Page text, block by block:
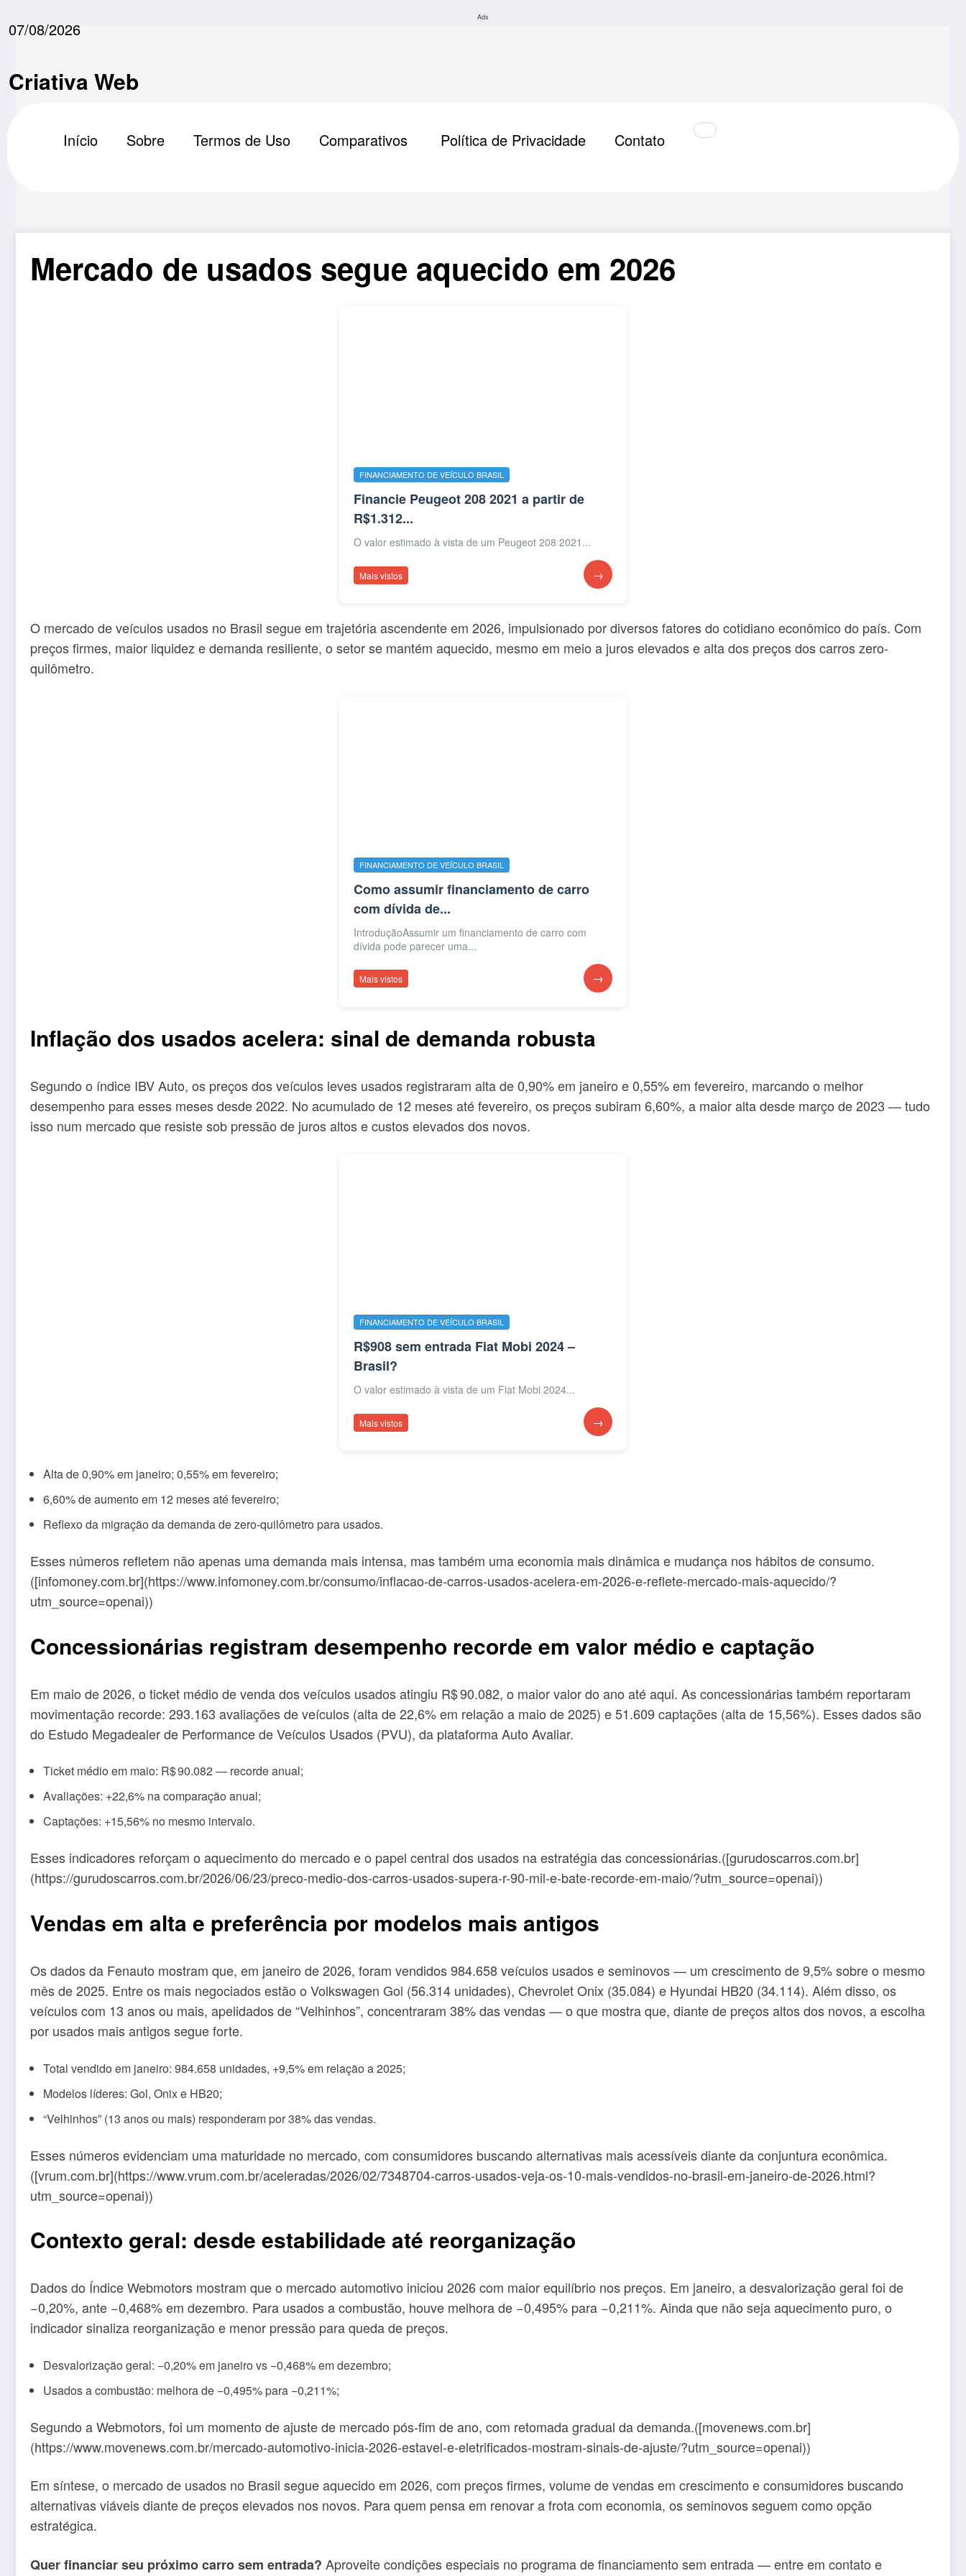
para07/08/2026
Criativa Web
Início Sobre Termos de Uso Comparativos Política de Privacidade Contato
Ads
Mercado de usados segue aquecido em 2026
FINANCIAMENTO DE VEÍCULO BRASIL
Financie Peugeot 208 2021 a partir de
R$1.312...
O valor estimado à vista de um Peugeot 208 2021...
Mais vistos →
O mercado de veículos usados no Brasil segue em trajetória ascendente em 2026, impulsionado por diversos fatores do cotidiano econômico do país. Com
preços firmes, maior liquidez e demanda resiliente, o setor se mantém aquecido, mesmo em meio a juros elevados e alta dos preços dos carros zero-
quilômetro.
FINANCIAMENTO DE VEÍCULO BRASIL
Como assumir financiamento de carro
com dívida de...
IntroduçãoAssumir um financiamento de carro com
dívida pode parecer uma...
Mais vistos →
Inflação dos usados acelera: sinal de demanda robusta
Segundo o índice IBV Auto, os preços dos veículos leves usados registraram alta de 0,90% em janeiro e 0,55% em fevereiro, marcando o melhor
desempenho para esses meses desde 2022. No acumulado de 12 meses até fevereiro, os preços subiram 6,60%, a maior alta desde março de 2023 — tudo
isso num mercado que resiste sob pressão de juros altos e custos elevados dos novos.
FINANCIAMENTO DE VEÍCULO BRASIL
R$908 sem entrada Fiat Mobi 2024 –
Brasil?
O valor estimado à vista de um Fiat Mobi 2024...
Mais vistos →
Alta de 0,90% em janeiro; 0,55% em fevereiro;
6,60% de aumento em 12 meses até fevereiro;
Reflexo da migração da demanda de zero-quilômetro para usados.
Esses números refletem não apenas uma demanda mais intensa, mas também uma economia mais dinâmica e mudança nos hábitos de consumo.
([infomoney.com.br](https://www.infomoney.com.br/consumo/inflacao-de-carros-usados-acelera-em-2026-e-reflete-mercado-mais-aquecido/?
utm_source=openai))
Concessionárias registram desempenho recorde em valor médio e captação
Em maio de 2026, o ticket médio de venda dos veículos usados atingiu R$ 90.082, o maior valor do ano até aqui. As concessionárias também reportaram
movimentação recorde: 293.163 avaliações de veículos (alta de 22,6% em relação a maio de 2025) e 51.609 captações (alta de 15,56%). Esses dados são
do Estudo Megadealer de Performance de Veículos Usados (PVU), da plataforma Auto Avaliar.
Ticket médio em maio: R$ 90.082 — recorde anual;
Avaliações: +22,6% na comparação anual;
Captações: +15,56% no mesmo intervalo.
Esses indicadores reforçam o aquecimento do mercado e o papel central dos usados na estratégia das concessionárias.([gurudoscarros.com.br]
(https://gurudoscarros.com.br/2026/06/23/preco-medio-dos-carros-usados-supera-r-90-mil-e-bate-recorde-em-maio/?utm_source=openai))
Vendas em alta e preferência por modelos mais antigos
Os dados da Fenauto mostram que, em janeiro de 2026, foram vendidos 984.658 veículos usados e seminovos — um crescimento de 9,5% sobre o mesmo
mês de 2025. Entre os mais negociados estão o Volkswagen Gol (56.314 unidades), Chevrolet Onix (35.084) e Hyundai HB20 (34.114). Além disso, os
veículos com 13 anos ou mais, apelidados de “Velhinhos”, concentraram 38% das vendas — o que mostra que, diante de preços altos dos novos, a escolha
por usados mais antigos segue forte.
Total vendido em janeiro: 984.658 unidades, +9,5% em relação a 2025;
Modelos líderes: Gol, Onix e HB20;
“Velhinhos” (13 anos ou mais) responderam por 38% das vendas.
Esses números evidenciam uma maturidade no mercado, com consumidores buscando alternativas mais acessíveis diante da conjuntura econômica.
([vrum.com.br](https://www.vrum.com.br/aceleradas/2026/02/7348704-carros-usados-veja-os-10-mais-vendidos-no-brasil-em-janeiro-de-2026.html?
utm_source=openai))
Contexto geral: desde estabilidade até reorganização
Dados do Índice Webmotors mostram que o mercado automotivo iniciou 2026 com maior equilíbrio nos preços. Em janeiro, a desvalorização geral foi de
−0,20%, ante −0,468% em dezembro. Para usados a combustão, houve melhora de −0,495% para −0,211%. Ainda que não seja aquecimento puro, o
indicador sinaliza reorganização e menor pressão para queda de preços.
Desvalorização geral: −0,20% em janeiro vs −0,468% em dezembro;
Usados a combustão: melhora de −0,495% para −0,211%;
Segundo a Webmotors, foi um momento de ajuste de mercado pós-fim de ano, com retomada gradual da demanda.([movenews.com.br]
(https://www.movenews.com.br/mercado-automotivo-inicia-2026-estavel-e-eletrificados-mostram-sinais-de-ajuste/?utm_source=openai))
Em síntese, o mercado de usados no Brasil segue aquecido em 2026, com preços firmes, volume de vendas em crescimento e consumidores buscando
alternativas viáveis diante de preços elevados nos novos. Para quem pensa em renovar a frota com economia, os seminovos seguem como opção
estratégica.
Quer financiar seu próximo carro sem entrada? Aproveite condições especiais no programa de financiamento sem entrada — entre em contato e